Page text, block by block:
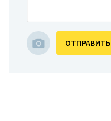
ОТПРАВИТЬ